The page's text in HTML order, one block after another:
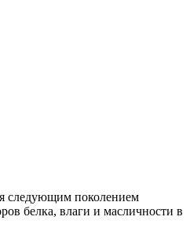
следующим поколением
белка, влаги и масличности в